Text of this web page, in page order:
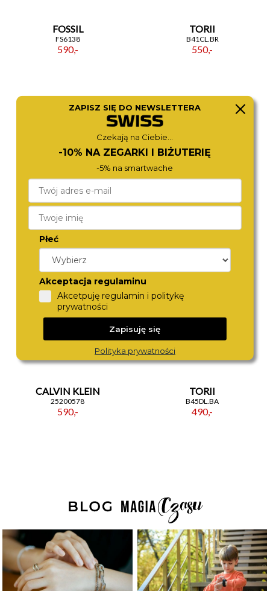
FOSSIL
FS6138
590,-
TORII
B41CL.BR
550,-
FESTINA
16573/9
499,-
TORII
590,-
CALVIN KLEIN
25200578
590,-
TORII
B45DL.BA
490,-
ZAPISZ SIĘ DO NEWSLETTERA
Czekają na Ciebie...
-10% NA ZEGARKI I BIŻUTERIĘ
-5% na smartwache
Płeć
Akceptacja regulaminu
Akcetpuję regulamin i politykę
prywatności
Zapisuję się
Polityka prywatności